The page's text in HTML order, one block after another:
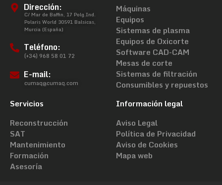
Dirección:
C/ Mar de Baffin, 17 Polg.Ind.
Polaris World 30591 Balsicas,
Murcia (España)
Teléfono:
(+34) 968 58 01 72
E-mail:
cumaq@cumaq.com
Máquinas
Equipos
Sistemas de plasma
Equipos de Oxicorte
Software CAD-CAM
Mesas de corte
Sistemas de filtración
Consumibles y repuestos
Servicios
Reconstrucción
SAT
Mantenimiento
Formación
Asesoría
Información legal
Aviso Legal
Política de Privacidad
Aviso de Cookies
Mapa web